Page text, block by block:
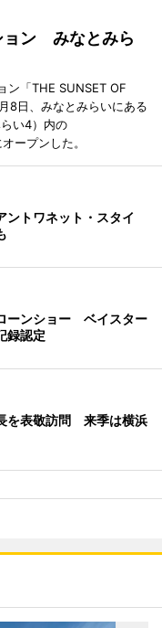
ョン みなとみら
ン「THE SUNSET OF
8日、みなとみらいにある
い4）内の
ープンした。
ントワネット・スタイ
ーンショー ベイスター
録認定
を表敬訪問 来季は横浜